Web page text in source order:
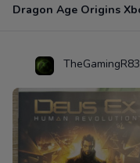
TheGamingR83